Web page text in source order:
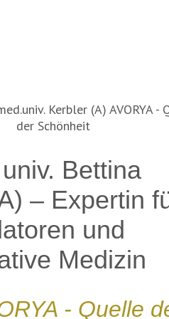
Bettina
– Expertin
und
Medizin
- Quelle